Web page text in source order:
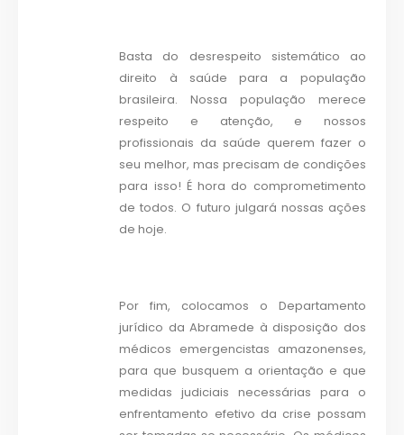
Basta do desrespeito sistemático ao
direito à saúde para a população
brasileira. Nossa população merece
respeito e atenção, e nossos
profissionais da saúde querem fazer o
seu melhor, mas precisam de condições
para isso! É hora do comprometimento
de todos. O futuro julgará nossas ações
de hoje.
Por fim, colocamos o Departamento
jurídico da Abramede à disposição dos
médicos emergencistas amazonenses,
para que busquem a orientação e que
medidas judiciais necessárias para o
enfrentamento efetivo da crise possam